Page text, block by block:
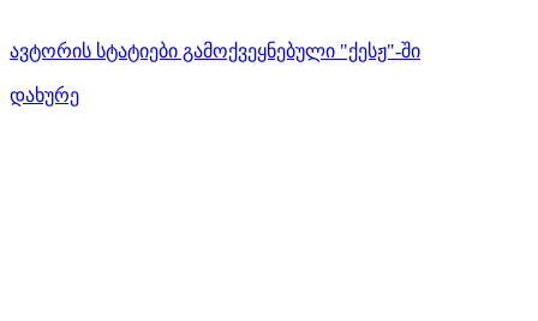
ავტორის სტატიები გამოქვეყნებული "ქესჟ"-ში
დახურე